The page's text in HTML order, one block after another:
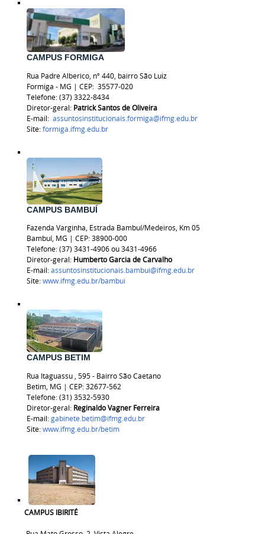
CAMPUS FORMIGA
Rua Padre Alberico, nº 440, bairro São Luiz
Formiga - MG | CEP: 35577-020
Telefone: (37) 3322-8434
Diretor-geral: Patrick Santos de Oliveira
E-mail: assuntosinstitucionais.formiga@ifmg.edu.br
Site:formiga.ifmg.edu.br
CAMPUS BAMBUÍ
Fazenda Varginha, Estrada Bambuí/Medeiros, Km 05
Bambuí, MG | CEP: 38900-000
Telefone: (37) 3431-4906 ou 3431-4966
Diretor-geral: Humberto Garcia de Carvalho
E-mail:assuntosinstitucionais.bambui@ifmg.edu.br
Site:www.ifmg.edu.br/bambui
CAMPUS BETIM
Rua Itaguassu, 595 - Bairro São Caetano
Betim, MG | CEP:32677-562
Telefone: (31) 3532-5930
Diretor-geral: Reginaldo Vagner Ferreira
E-mail:gabinete.betim@ifmg.edu.br
Site:www.ifmg.edu.br/betim
CAMPUS IBIRITÉ